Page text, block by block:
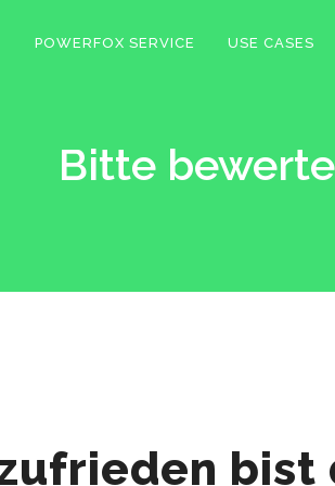
POWERFOX SERVICE USE CASES
Bitte
bist